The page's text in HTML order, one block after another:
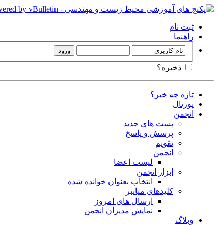
ثبت نام
راهنما
ذخیره؟
تازه چه خبر؟
پورتال
انجمن
پست های جدید
پرسش و پاسخ
تقویم
انجمن
لیست اعضا
ابزار انجمن
انتخاب بعنوان خوانده شده
کلیدهای میانبر
ارسال های امروز
نمایش مدیران انجمن
وبلاگ